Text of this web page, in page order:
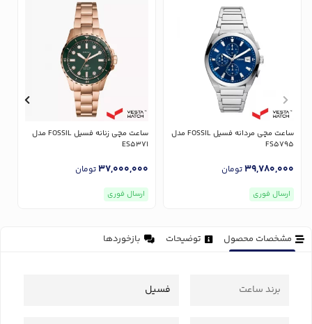
ساعت مچی مردانه فسیل FOSSIL مدل
FS5795
39,780,000تومان
ارسال فوری
ساعت مچی زنانه فسیل FOSSIL مدل
ES5371
37,000,000تومان
ارسال فوری
مشخصات محصول توضیحات بازخوردها
برند ساعت فسیل